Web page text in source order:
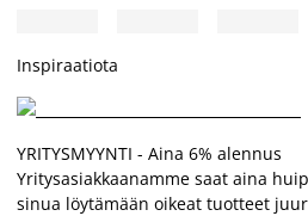
Inspiraatiota
YRITYSMYYNTI - Aina 6% alennus
Yritysasiakkaanamme saat aina
sinua löytämään oikeat tuotteet